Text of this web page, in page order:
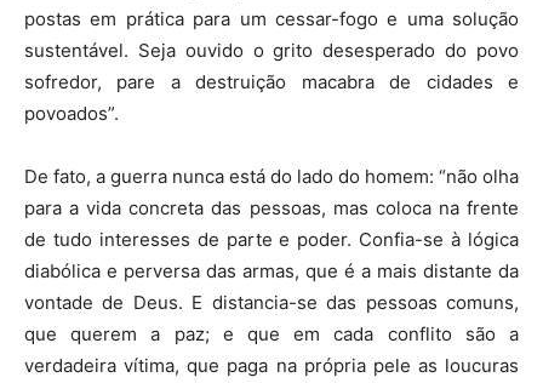
postas em prática para um cessar-fogo e uma solução
sustentável. Seja ouvido o grito desesperado do povo
sofredor, pare a destruição macabra de cidades e
povoados”.
De fato, a guerra nunca está do lado do homem: “não olha
para a vida concreta das pessoas, mas coloca na frente
de tudo interesses de parte e poder. Confia-se à lógica
diabólica e perversa das armas, que é a mais distante da
vontade de Deus. E distancia-se das pessoas comuns,
que querem a paz; e que em cada conflito são a
verdadeira vítima, que paga na própria pele as loucuras